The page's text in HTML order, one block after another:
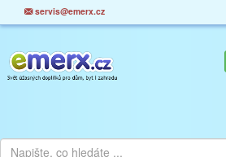
servis@emerx.cz